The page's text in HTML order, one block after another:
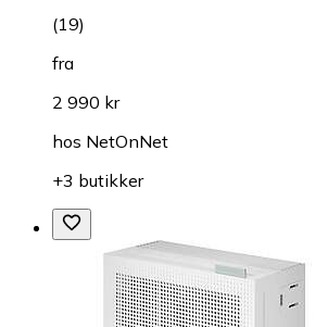
(19)
fra
2 990 kr
hos NetOnNet
+3 butikker